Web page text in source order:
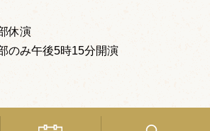
休演
のみ午後5時15分開演